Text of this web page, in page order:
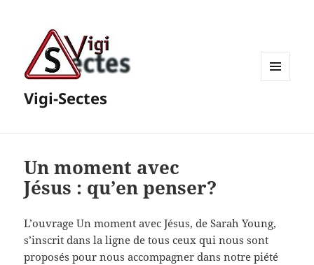
Vigi-Sectes
Un moment avec
Jésus : qu’en penser?
L’ouvrage Un moment avec Jésus, de Sarah Young,
s’inscrit dans la ligne de tous ceux qui nous sont
proposés pour nous accompagner dans notre piété